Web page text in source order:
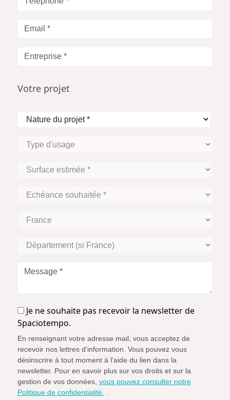
Votre
Entreprise
Votre projet
Nature
projet
Type
Surface
Echéance
Zone
Département
France)
Message
Je
ne
souhaite
pas
recevoir
la
newsletter
de
Je ne souhaite pas recevoir la newsletter de
Spaciotempo.
En renseignant votre adresse mail, vous acceptez de
recevoir nos lettres d'information. Vous pouvez vous
désinscrire à tout moment à l'aide du lien dans la
newsletter. Pour en savoir plus sur vos droits et sur la
gestion de vos données, vous pouvez consulter notre
Politique de confidentialité.